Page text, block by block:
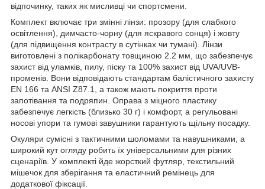
відпочинку, таких як мисливці чи спортсмени.
Комплект включає три змінні лінзи: прозору (для слабкого
освітлення), димчасто-чорну (для яскравого сонця) і жовту
(для підвищення контрасту в сутінках чи тумані). Лінзи
виготовлені з полікарбонату товщиною 2.2 мм, що забезпечує
захист від уламків, пилу, піску та 100% захист від UVA/UVB-
променів. Вони відповідають стандартам балістичного захисту
EN 166 та ANSI Z87.1, а також мають покриття проти
запотівання та подряпин. Оправа з міцного пластику
забезпечує легкість (близько 30 г) і комфорт, а регульовані
носові упори та гумові завушники гарантують щільну посадку.
Окуляри сумісні з тактичними шоломами та навушниками, а
широкий кут огляду робить їх універсальними для різних
сценаріїв. У комплекті йде жорсткий футляр, текстильний
мішечок для зберігання та еластичний ремінець для
додаткової фіксації.